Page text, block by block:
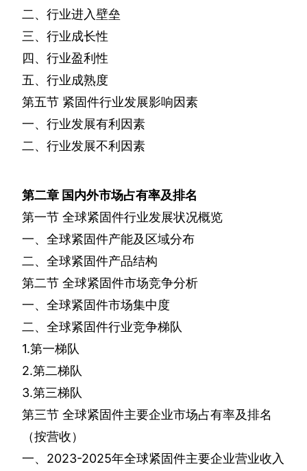
二、行业进入壁垒
三、行业成长性
四、行业盈利性
五、行业成熟度
第五节 紧固件行业发展影响因素
一、行业发展有利因素
二、行业发展不利因素
第二章 国内外市场占有率及排名
第一节 全球紧固件行业发展状况概览
一、全球紧固件产能及区域分布
二、全球紧固件产品结构
第二节 全球紧固件市场竞争分析
一、全球紧固件市场集中度
二、全球紧固件行业竞争梯队
1.第一梯队
2.第二梯队
3.第三梯队
第三节 全球紧固件主要企业市场占有率及排名
（按营收）
一、 2023-2025年全球紧固件主要企业营业收入